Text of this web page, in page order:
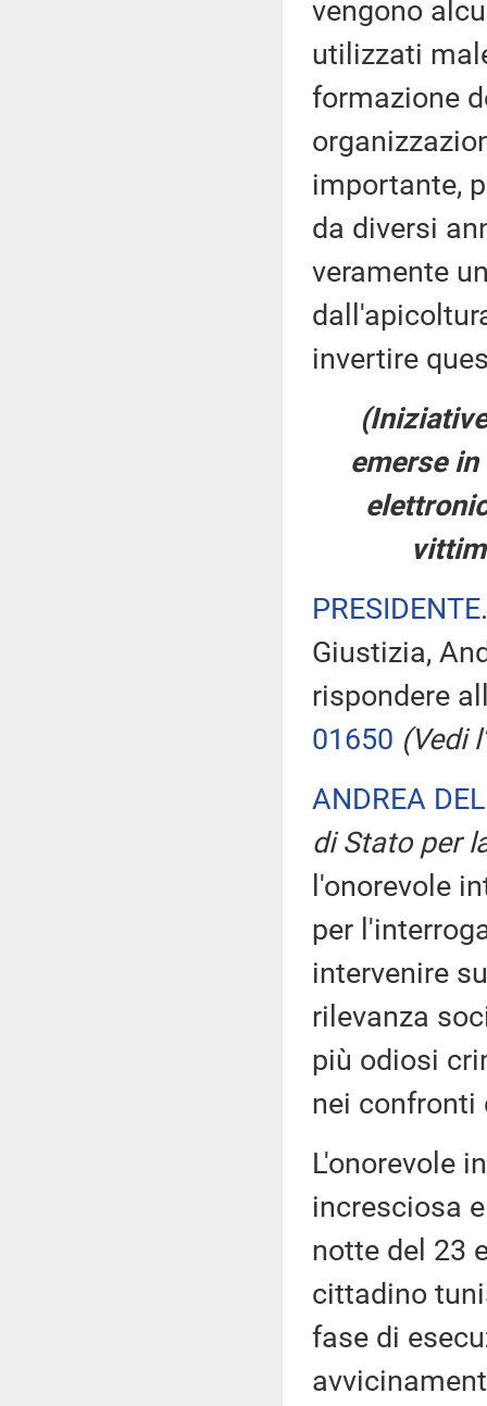
vengono
utilizzati
formazione
importante,
da diversi
veramente
invertire
emerse
PRESIDENTE
Giustizia,
rispondere
01650 (Vedi l'
ANDREA
di Stato per
l'onorevole
per
intervenire
rilevanza
più odiosi
nei confronti
L'onorevole
incresciosa
notte del 23
cittadino
fase di